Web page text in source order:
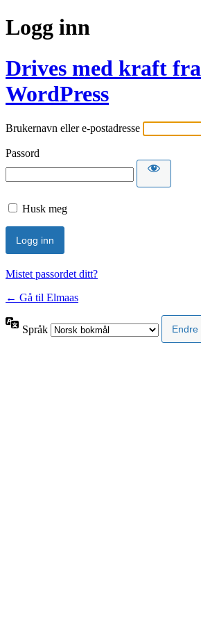
Logg inn
Drives med kraft fra
WordPress
Brukernavn eller e-postadresse
Passord
Husk meg
Mistet passordet ditt?
← Gå til Elmaas
Språk